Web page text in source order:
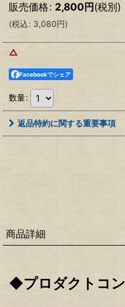
販売価格: 2,800円(税別)
(税込: 3,080円)
△
Facebookでシェア
数量:
返品特約に関する重要事項
商品詳細
◆プロダクトコ